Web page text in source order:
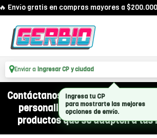
Envío gratis en compras mayores a $200.000
Enviar a Ingresar CP y ciudad
Contáctanos por WhatsApp y
personalizado para equipar a
productos que se adapten a tus
Ingresa tu CP
para mostrarte las mejores
opciones de envío.